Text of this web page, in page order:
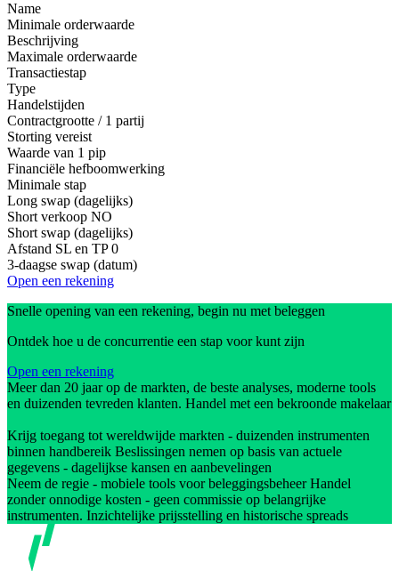
Name
Minimale orderwaarde
Beschrijving
Maximale orderwaarde
Transactiestap
Type
Handelstijden
Contractgrootte / 1 partij
Storting vereist
Waarde van 1 pip
Financiële hefboomwerking
Minimale stap
Long swap (dagelijks)
Short verkoop NO
Short swap (dagelijks)
Afstand SL en TP 0
3-daagse swap (datum)
Open een rekening
Snelle opening van een rekening, begin nu met beleggen
Ontdek hoe u de concurrentie een stap voor kunt zijn
Open een rekening
Meer dan 20 jaar op de markten, de beste analyses, moderne tools
en duizenden tevreden klanten. Handel met een bekroonde makelaar
Krijg toegang tot wereldwijde markten - duizenden instrumenten
binnen handbereik Beslissingen nemen op basis van actuele
gegevens - dagelijkse kansen en aanbevelingen
Neem de regie - mobiele tools voor beleggingsbeheer Handel
zonder onnodige kosten - geen commissie op belangrijke
instrumenten. Inzichtelijke prijsstelling en historische spreads